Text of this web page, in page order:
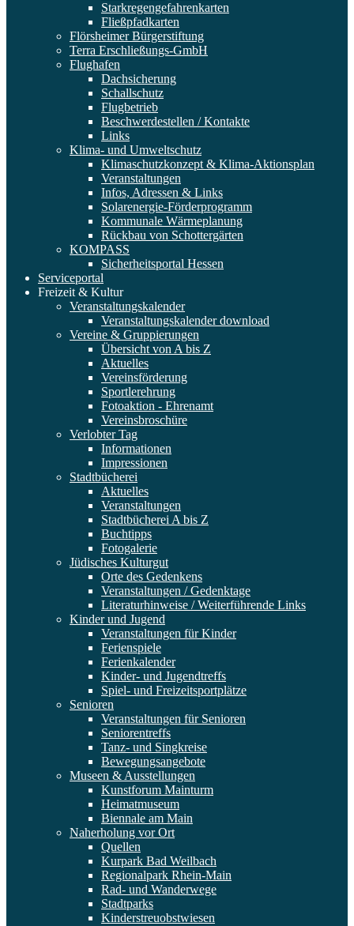
Starkregengefahrenkarten
Fließpfadkarten
Flörsheimer Bürgerstiftung
Terra Erschließungs-GmbH
Flughafen
Dachsicherung
Schallschutz
Flugbetrieb
Beschwerdestellen / Kontakte
Links
Klima- und Umweltschutz
Klimaschutzkonzept & Klima-Aktionsplan
Veranstaltungen
Infos, Adressen & Links
Solarenergie-Förderprogramm
Kommunale Wärmeplanung
Rückbau von Schottergärten
KOMPASS
Sicherheitsportal Hessen
Serviceportal
Freizeit & Kultur
Veranstaltungskalender
Veranstaltungskalender download
Vereine & Gruppierungen
Übersicht von A bis Z
Aktuelles
Vereinsförderung
Sportlerehrung
Fotoaktion - Ehrenamt
Vereinsbroschüre
Verlobter Tag
Informationen
Impressionen
Stadtbücherei
Aktuelles
Veranstaltungen
Stadtbücherei A bis Z
Buchtipps
Fotogalerie
Jüdisches Kulturgut
Orte des Gedenkens
Veranstaltungen / Gedenktage
Literaturhinweise / Weiterführende Links
Kinder und Jugend
Veranstaltungen für Kinder
Ferienspiele
Ferienkalender
Kinder- und Jugendtreffs
Spiel- und Freizeitsportplätze
Senioren
Veranstaltungen für Senioren
Seniorentreffs
Tanz- und Singkreise
Bewegungsangebote
Museen & Ausstellungen
Kunstforum Mainturm
Heimatmuseum
Biennale am Main
Naherholung vor Ort
Quellen
Kurpark Bad Weilbach
Regionalpark Rhein-Main
Rad- und Wanderwege
Stadtparks
Kinderstreuobstwiesen